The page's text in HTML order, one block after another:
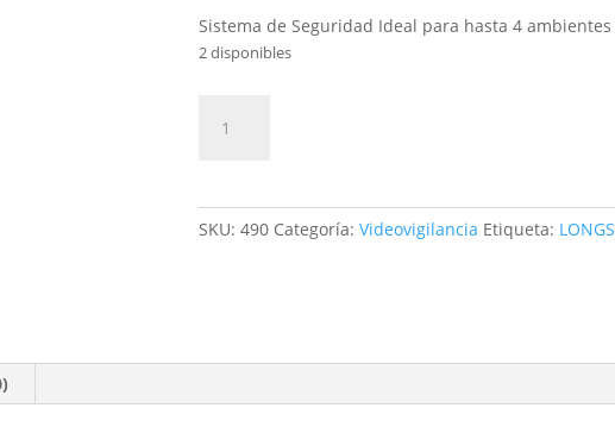
Sistema de Seguridad Ideal para hasta 4 ambientes
2 disponibles
SKU:490 Categoría:Videovigilancia Etiqueta: